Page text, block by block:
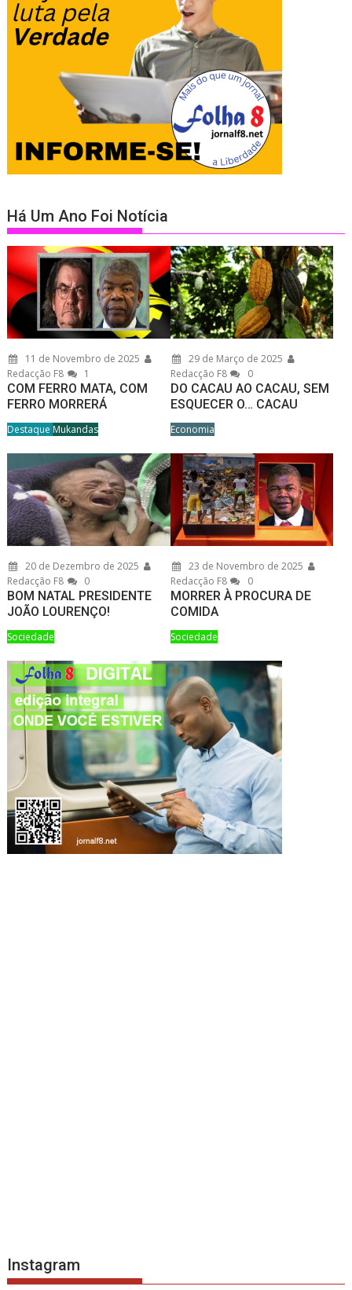
Há Um Ano Foi Notícia
11 de Novembro de 2025
Redacção F8
1
COM FERRO MATA, COM
FERRO MORRERÁ
Destaque Mukandas
29 de Março de 2025
Redacção F8
0
DO CACAU AO CACAU, SEM
ESQUECER O… CACAU
Economia
20 de Dezembro de 2025
Redacção F8
0
BOM NATAL PRESIDENTE
JOÃO LOURENÇO!
Sociedade
23 de Novembro de 2025
Redacção F8
0
MORRER À PROCURA DE
COMIDA
Sociedade
Instagram